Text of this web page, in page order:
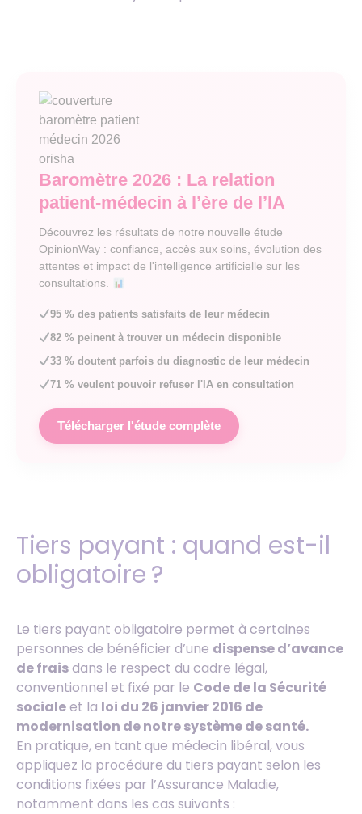
Baromètre 2026 : La relation
patient-médecin à l’ère de l’IA
Découvrez les résultats de notre nouvelle étude
OpinionWay : confiance, accès aux soins, évolution des
attentes et impact de l'intelligence artificielle sur les
consultations.
95 % des patients satisfaits de leur médecin
82 % peinent à trouver un médecin disponible
33 % doutent parfois du diagnostic de leur médecin
71 % veulent pouvoir refuser l'IA en consultation
Télécharger l'étude complète
Tiers payant : quand est-il
obligatoire ?
Le tiers payant obligatoire permet à certaines
personnes de bénéficier d’une dispense d’avance
de fraisdans le respect du cadre légal,
conventionnel et fixé par le Code de la Sécurité
socialeet la loi du 26 janvier 2016 de
modernisation de notre système de santé.
En pratique, en tant que médecin libéral, vous
appliquez la procédure du tiers payant selon les
conditions fixées par l’Assurance Maladie,
notamment dans les cas suivants :